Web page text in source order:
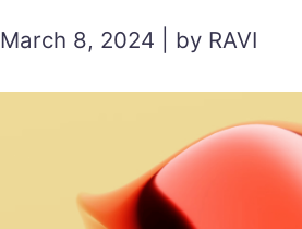
March 8, 2024 | by RAVI